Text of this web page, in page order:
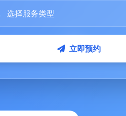
立即预约